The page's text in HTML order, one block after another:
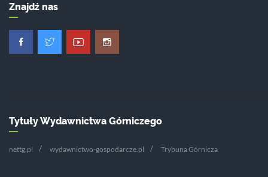
Znajdź nas
Tytuły Wydawnictwa Górniczego
nettg.pl wydawnictwo-gospodarcze.pl Trybuna Górnicza